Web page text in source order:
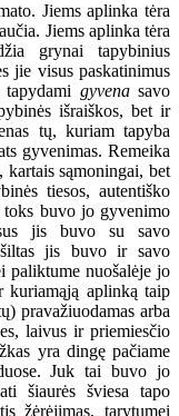
Jiems aplinka tėra
Jiems aplinka tėra
grynai tapybinius
jie visus paskatinimus
gyvenasavo
išraiškos, bet ir
tų, kuriam tapyba
gyvenimas. Remeika
sąmoningai, bet
tiesos, autentiško
toks buvo jo gyvenimo
jis buvo su savo
jis buvo ir savo
paliktume nuošalėje jo
kuriamąją aplinką taip
pravažiuodamas arba
laivus ir priemiesčio
yra dingę pačiame
Juk tai buvo jo
šiaurės šviesa tapo
žėrėjimas, tarytumei